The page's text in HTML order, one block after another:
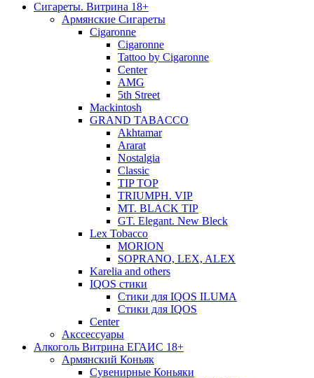
Сигареты. Витрина 18+
Армянские Сигареты
Cigaronne
Cigaronne
Tattoo by Cigaronne
Center
AMG
5th Street
Mackintosh
GRAND TABACCO
Akhtamar
Ararat
Nostalgia
Classic
TIP TOP
TRIUMPH. VIP
MT. BLACK TIP
GT. Elegant. New Bleck
Lex Tobacco
MORION
SOPRANO, LEX, ALEX
Karelia and others
IQOS стики
Стики для IQOS ILUMA
Стики для IQOS
Сenter
Акссессуары
Алкоголь Витрина ЕГАИС 18+
Армянский Коньяк
Сувенирные Коньяки